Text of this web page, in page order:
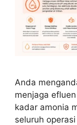
Anda
menjaga
kadar amonia
seluruh